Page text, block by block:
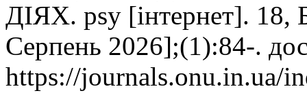
ДІЯХ. psy [інтернет]. 18,
Серпень 2026];(1):84-.
https://journals.onu.in.ua/